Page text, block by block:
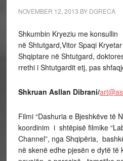
NOVEMBER 12, 2013 BY DGRECA
Shkumbin Kryeziu me
në Shtutgard,Vitor Spaqi
Shqiptare në Shtutgard,
rrethi i Shtutgardit etj, pas
Shkruan Asllan Dibrani/
Filmi “Dashuria e Bjeshkëve të
koordinim i shtëpisë filmike
Channel”, nga Shqipëria,
në skenë edhe pjesën e dytë të